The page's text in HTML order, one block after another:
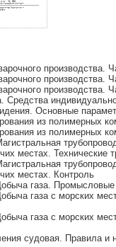
производства.
производства.
Средства
Основные
из полимерных
из полимерных
местах. Технические
местах. Контроль
газа.
газа с морских
газа с морских
судовая. Правила и